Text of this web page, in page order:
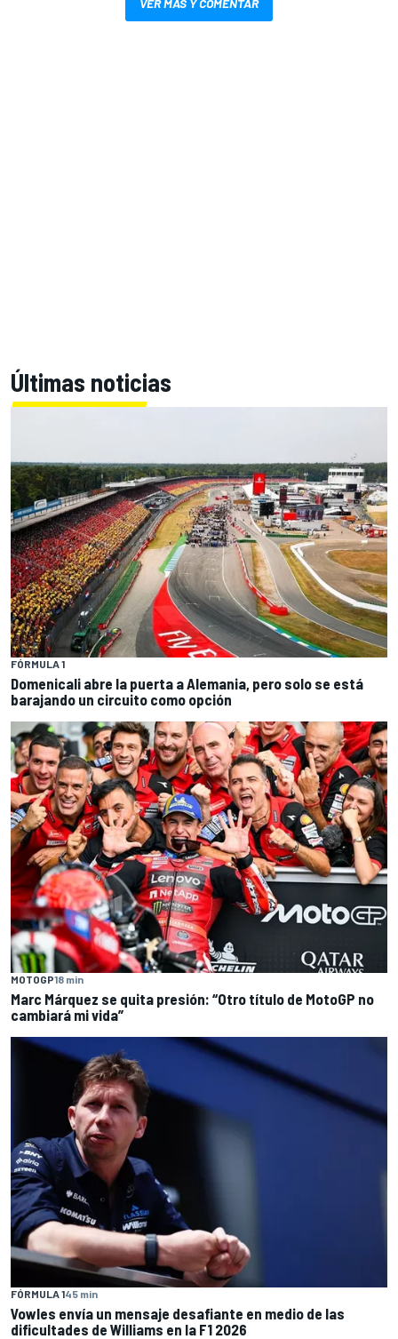
Últimas noticias
FÓRMULA 1
Domenicali abre la puerta a Alemania, pero solo se está
barajando un circuito como opción
MOTOGP18 min
Marc Márquez se quita presión: “Otro título de MotoGP no
cambiará mi vida”
FÓRMULA 145 min
Vowles envía un mensaje desafiante en medio de las
dificultades de Williams en la F1 2026